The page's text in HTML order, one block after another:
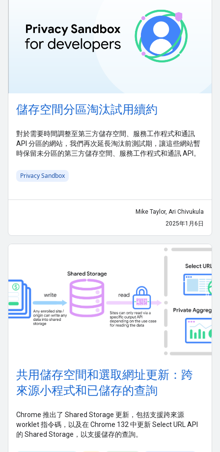
儲存空間分區淘汰試用續約
對於需要時間調整至第三方儲存空間、服務工作程式和通訊
API 分區的網站，我們再次延長淘汰前測試期，讓這些網站暫
時保留未分區的第三方儲存空間、服務工作程式和通訊 API。
Privacy Sandbox
Mike Taylor, Ari Chivukula
2025年1月6日
共用儲存空間和選取網址更新：跨
來源小程式和已儲存的查詢
Chrome 推出了 Shared Storage 更新，包括支援跨來源
worklet 指令碼，以及在 Chrome 132 中更新 Select URL API
的 Shared Storage，以支援儲存的查詢。